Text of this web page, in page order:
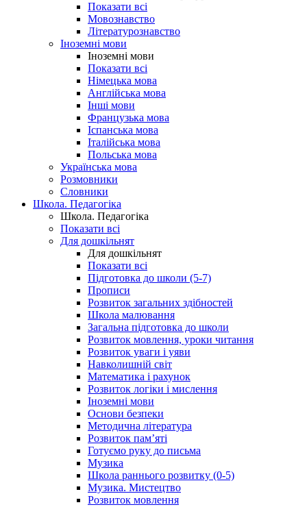
Показати всі
Мовознавство
Літературознавство
Іноземні мови
Іноземні мови
Показати всі
Німецька мова
Англійська мова
Інші мови
Французька мова
Іспанська мова
Італійська мова
Польська мова
Українська мова
Розмовники
Словники
Школа. Педагогіка
Школа. Педагогіка
Показати всі
Для дошкільнят
Для дошкільнят
Показати всі
Підготовка до школи (5-7)
Прописи
Розвиток загальних здібностей
Школа малювання
Загальна підготовка до школи
Розвиток мовлення, уроки читання
Розвиток уваги і уяви
Навколишній світ
Математика і рахунок
Розвиток логіки і мислення
Іноземні мови
Основи безпеки
Методична література
Розвиток пам’яті
Готуємо руку до письма
Музика
Школа раннього розвитку (0-5)
Музика. Мистецтво
Розвиток мовлення